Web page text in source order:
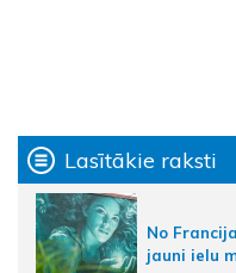
Lasītākie raksti
No
jauni ielu